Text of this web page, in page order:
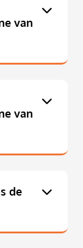
van
van
de